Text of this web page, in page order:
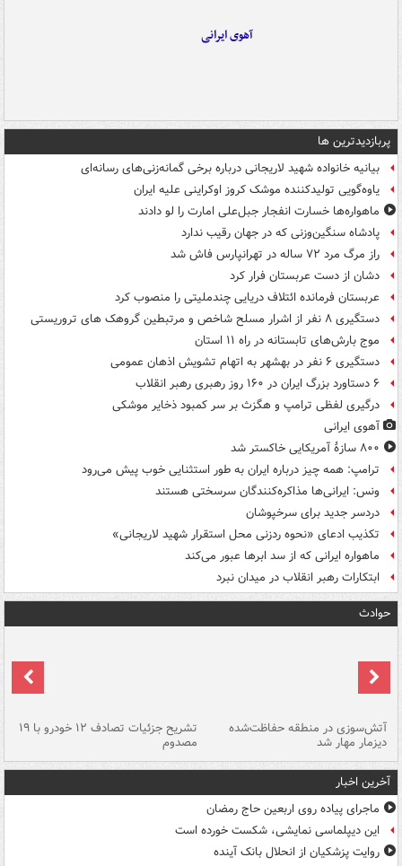
آهوی ایرانی
پربازدیدترین ها
بیانیه خانواده شهید لاریجانی درباره برخی گمانه‌زنی‌های رسانه‌ای
یاوه‌گویی تولیدکننده موشک کروز اوکراینی علیه ایران
ماهواره‌ها خسارت انفجار جبل‌علی امارت را لو دادند
پادشاه سنگین‌وزنی که در جهان رقیب ندارد
راز مرگ مرد ۷۲ ساله در تهرانپارس فاش شد
دشان از دست عربستان فرار کرد
عربستان فرمانده ائتلاف دریایی چندملیتی را منصوب کرد
دستگیری ۸ نفر از اشرار مسلح شاخص و مرتبطین گروهک های تروریستی
موج بارش‌های تابستانه در راه ۱۱ استان
دستگیری ۶ نفر در بهشهر به اتهام تشویش اذهان عمومی
۶ دستاورد بزرگ ایران در ۱۶۰ روز رهبری رهبر انقلاب
درگیری لفظی ترامپ و هگزث بر سر کمبود ذخایر موشکی
آهوی ایرانی
۸۰۰ سازۀ آمریکایی خاکستر شد
ترامپ: همه چیز درباره ایران به طور استثنایی خوب پیش می‌رود
ونس: ایرانی‌ها مذاکره‌کنندگان سرسختی هستند
دردسر جدید برای سرخپوشان
تکذیب ادعای «نحوه ردزنی محل استقرار شهید لاریجانی»
ماهواره ایرانی که از سد ابرها عبور می‌کند
ابتکارات رهبر انقلاب در میدان نبرد
حوادث
آتش‌سوزی در منطقه حفاظت‌شده
دیزمار مهار شد
تشریح جزئیات تصادف ۱۲ خودرو با ۱۹
مصدوم
آخرین اخبار
ماجرای پیاده روی اربعین حاج رمضان
این دیپلماسی نمایشی، شکست خورده است
روایت پزشکیان از انحلال بانک آینده